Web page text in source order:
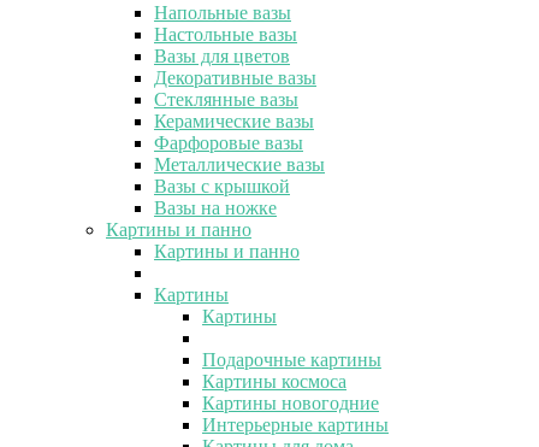
Напольные вазы
Настольные вазы
Вазы для цветов
Декоративные вазы
Стеклянные вазы
Керамические вазы
Фарфоровые вазы
Металлические вазы
Вазы с крышкой
Вазы на ножке
Картины и панно
Картины и панно
Картины
Картины
Подарочные картины
Картины космоса
Картины новогодние
Интерьерные картины